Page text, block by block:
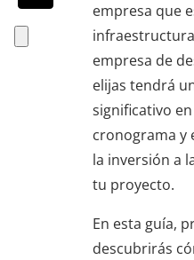
empresa que
empresa de
elijas tendrá
significativo
cronograma y
la inversión a
tu proyecto.
En esta guía,
descubrirás